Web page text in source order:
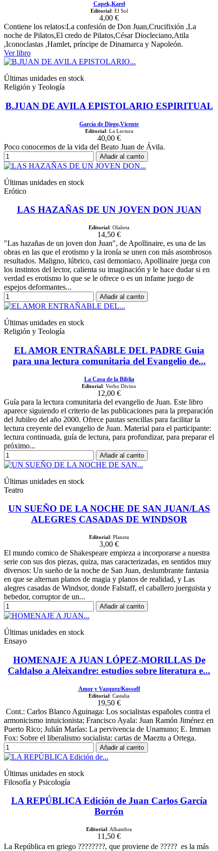
Capek,Karel
Editorial : El Sol
4,00 €
Contiene los relatos:La confesión de Don Juan,Crucifixión ,La
noche de Pilatos,El credo de Pilatos,César Diocleciano,Atila
,Iconoclastas ,Hamlet, príncipe de Dinamarca y Napoleón.
Ver libro
Últimas unidades en stock
Religión y Teología
B.JUAN DE AVILA EPISTOLARIO ESPIRITUAL
García de Diego,Vicente
Editorial: La Lectura
40,00 €
Poco conocemos de la vida del Beato Juan de Ávila.
Añadir al carrito
Últimas unidades en stock
Erótico
LAS HAZAÑAS DE UN JOVEN DON JUAN
Editorial: Olañeta
14,50 €
"Las hazañas de un joven don Juan", de Apollinaire, es una de las
obras en las que el erotismo y la ironía se unen con más asombrosos
resultados. Maligno, lúbrico, casi demoniaco, Apollinaire juega con
los instintos del lector, calienta su imaginación y le hace dudar si en
verdad es erotismo lo que se le ofrece o es un infame juego de
espejos deformantes...
Añadir al carrito
Últimas unidades en stock
Religión y Teología
EL AMOR ENTRAÑABLE DEL PADRE Guia
para una lectura comunitaria del Evangelio de...
La Casa de la Biblia
Editorial: Verbo Divino
12,00 €
Guía para la lectura comunitaria del evangelio de Juan. Este libro
aparece siguiendo el criterio de las publicaciones para la preparación
del Jubileo del año 2000. Ofrece pautas sencillas para facilitar la
lectura creyente del evangelio de Juan. Material para el participante:
lectura continuada, guía de lectura, para profundizar, para preparar el
próximo...
Añadir al carrito
Últimas unidades en stock
Teatro
UN SUEÑO DE LA NOCHE DE SAN JUAN/LAS
ALEGRES CASADAS DE WINDSOR
Editorial: Planeta
3,00 €
El mundo comico de Shakespeare empieza a incorporarse a nuestra
serie con sus dos piezas, quiza, mas caracterizadas, en sentidos muy
diversos: Un sueño de la noche de San Juan, deslumbrante fantasia
en que se alternan planos de magia y planos de realidad, y Las
alegres casadas de Windsor, donde Falstaff, el caballero juerguista y
bebedor, corruptor de un...
Añadir al carrito
Últimas unidades en stock
Ensayo
HOMENAJE A JUAN LÓPEZ-MORILLAS De
Caldalso a Aleixandre: estudios sobre literatura e...
Amor y Vazquez/Kossoff
Editorial: Castalia
19,50 €
Cont.: Carlos Blanco Aguinaga: Los socialistas españoles contra el
armonicismo intuicionista; Francisco Ayala: Juan Ramón Jiménez en
Puerto Rico; Julián Marías: La pervivencia de Unamuno; E. Imman
Fox: Sobre el liberalismo socialista: cartas de Maeztu a Ortega.
Añadir al carrito
Últimas unidades en stock
Filosofía y Psicología
LA REPÚBLICA Edición de Juan Carlos García
Borrón
Editorial: Alhambra
11,50 €
La República en griego ????????, que proviene de ?????  es la más